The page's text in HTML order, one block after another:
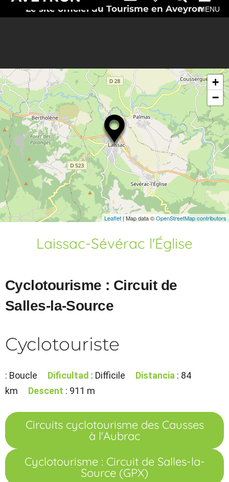
Le site officiel du Tourisme en AveyronMENU
+
−
Leaflet | Map data ©OpenStreetMap contributors
Laissac-Sévérac l'Église
Cyclotourisme : Circuit de
Salles-la-Source
Cyclotouriste
: Boucle Dificultad : Difficile Distancia : 84
km
Descent : 911 m
Circuits cyclotourisme des Causses
à l'Aubrac
Cyclotourisme : Circuit de Salles-la-
Source (GPX)